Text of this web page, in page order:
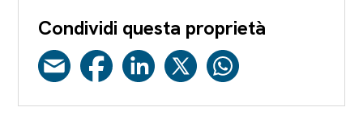
Condividi questa proprietà